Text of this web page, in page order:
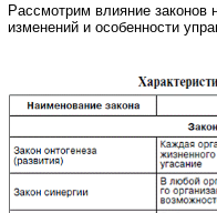
Рассмотрим влияние законов
изменений и особенности